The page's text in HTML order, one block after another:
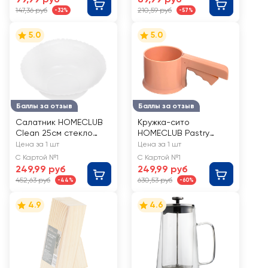
147,36 руб -32% 210,59 руб -57%
Баллы за отзыв
5.0
Салатник HOMECLUB
Clean 25см стекло
Арт. LHW100
Цена за 1 шт
С Картой №1
249,99 руб
452,63 руб -44%
Баллы за отзыв
5.0
Кружка-сито
HOMECLUB Pastry
21x10x9см, пластик
Арт. maslr-103
Цена за 1 шт
С Картой №1
249,99 руб
630,53 руб -60%
4.9 4.6